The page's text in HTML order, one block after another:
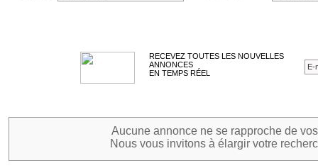
RECEVEZ TOUTES LES NOUVELLES
ANNONCES
EN TEMPS RÉEL
Aucune annonce ne se rapproche de
Nous vous invitons à élargir votre